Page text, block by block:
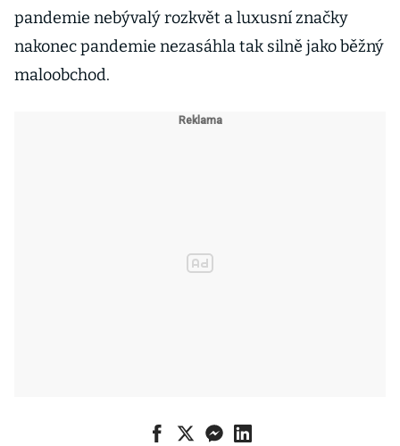
pandemie nebývalý rozkvět a luxusní značky
nakonec pandemie nezasáhla tak silně jako běžný
maloobchod.